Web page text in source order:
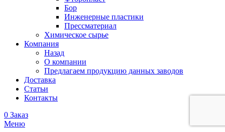
Бор
Инженерные пластики
Прессматериал
Химическое сырье
Компания
Назад
О компании
Предлагаем продукцию данных заводов
Доставка
Статьи
Контакты
0 Заказ
Меню